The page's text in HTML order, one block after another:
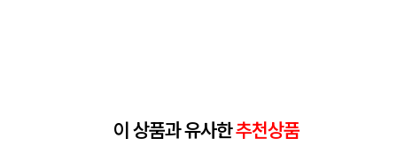
이 상품과 유사한추천상품